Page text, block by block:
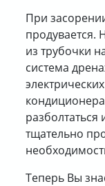
При
продувается.
из трубочки
система
тщательно
Теперь Вы